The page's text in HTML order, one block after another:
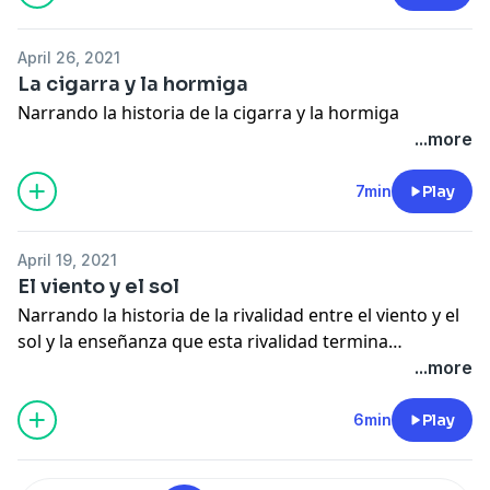
April 26, 2021
La cigarra y la hormiga
Narrando la historia de la cigarra y la hormiga
...more
7min Play
April 19, 2021
El viento y el sol
Narrando la historia de la rivalidad entre el viento y el
sol y la enseñanza que esta rivalidad termina
...more
6min Play